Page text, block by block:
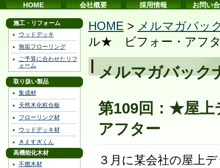
HOME 会社概要 採用情報 お問い
施工・リフォーム
ウッドデッキ
無垢フローリング
ご予算に合わせたリフ
ォーム
取り扱い製品
集成材
天然木化粧合板
フローリング材
ウッドデッキ材
きえすぎくん
高機能化木材
不燃木材
HOME > メルマガバッ
ル★ ビフォー・アフ
メルマガバック
第109回：★屋
アフター
３月に某会社の屋上